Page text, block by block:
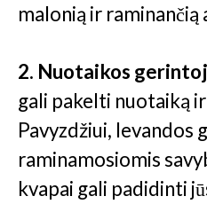
malonią ir raminančią
2. Nuotaikos
gali pakelti nuotaiką
Pavyzdžiui, levandos
raminamosiomis
kvapai gali padidinti